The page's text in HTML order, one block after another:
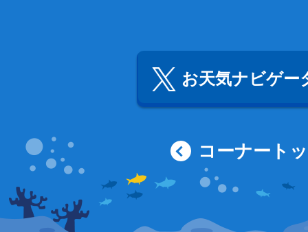
お天気ナビゲー
コーナート